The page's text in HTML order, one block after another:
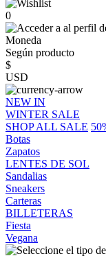
0
Moneda
Según producto
$
USD
NEW IN
WINTER SALE
SHOP ALL SALE
Botas
Zapatos
LENTES DE SOL
Sandalias
Sneakers
Carteras
BILLETERAS
Fiesta
Vegana